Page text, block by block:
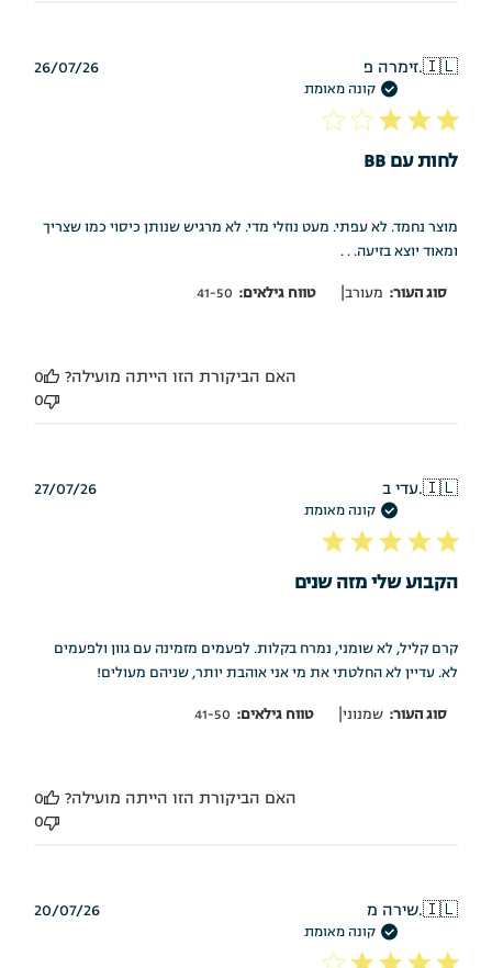
🇮🇱זימרה פ.
קונה מאומת
לחות עם BB
מוצר נחמד. לא עפתי. מעט נוזלי מדי. לא מרגיש שנותן כיסוי כמו שצריך
ומאוד יוצא בזיעה. . .
סוג העור: מעורב| טווח גילאים: 41-50
תאריך
26/07/26
האם הביקורת הזו הייתה מועילה?
0
0
🇮🇱עדי ב.
קונה מאומת
הקבוע שלי מזה שנים
קרם קליל, לא שומני, נמרח בקלות. לפעמים מזמינה עם גוון ולפעמים
לא. עדיין לא החלטתי את מי אני אוהבת יותר, שניהם מעולים!
סוג העור: שמנוני| טווח גילאים: 41-50
תאריך
27/07/26
האם הביקורת הזו הייתה מועילה?
0
0
🇮🇱שירה מ.
קונה מאומת
תאריך
20/07/26